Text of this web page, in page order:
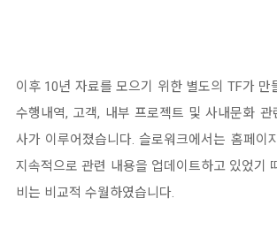
이후 10년 자료를 모으기 위한 별도의 TF가 만
수행내역, 고객, 내부 프로젝트 및 사내문화 관
사가 이루어졌습니다. 슬로워크에서는 홈페이
지속적으로 관련 내용을 업데이트하고 있었기
비는 비교적 수월하였습니다.